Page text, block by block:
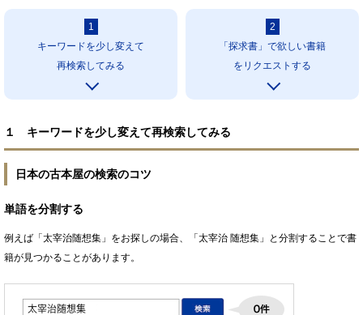
1
キーワードを少し変えて
再検索してみる
2
「探求書」で欲しい書籍
をリクエストする
１ キーワードを少し変えて再検索してみる
日本の古本屋の検索のコツ
単語を分割する
例えば「太宰治随想集」をお探しの場合、「太宰治 随想集」と分割することで書
籍が見つかることがあります。